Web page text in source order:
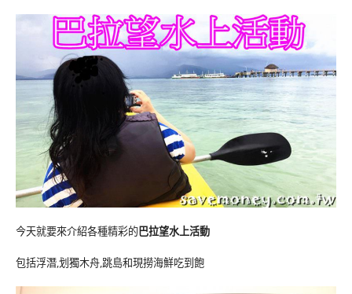
今天就要來介紹各種精彩的巴拉望水上活動
包括浮潛,划獨木舟,跳島和現撈海鮮吃到飽